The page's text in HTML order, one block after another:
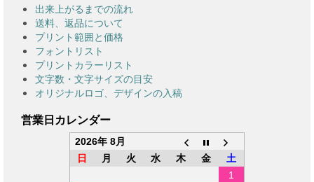
出来上がるまでの流れ
送料、返品について
プリント範囲と価格
フォントリスト
プリントカラーリスト
文字数・文字サイズの目安
オリジナルロゴ、デザインの入稿
営業日カレンダー
2026年 8月
日
月 火 水 木 金
土
1